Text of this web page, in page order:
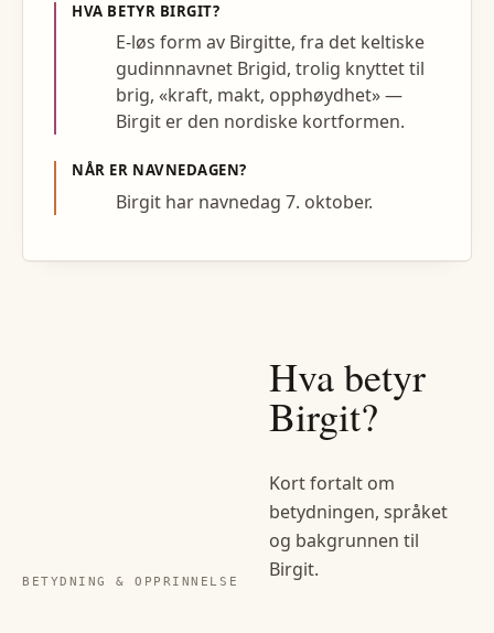
HVA BETYR BIRGIT?
E-løs form av Birgitte, fra det keltiske
gudinnnavnet Brigid, trolig knyttet til
brig, «kraft, makt, opphøydhet» —
Birgit er den nordiske kortformen.
NÅR ER NAVNEDAGEN?
Birgit har navnedag 7. oktober.
BETYDNING & OPPRINNELSE
Hva betyr
Birgit?
Kort fortalt om
betydningen, språket
og bakgrunnen til
Birgit.